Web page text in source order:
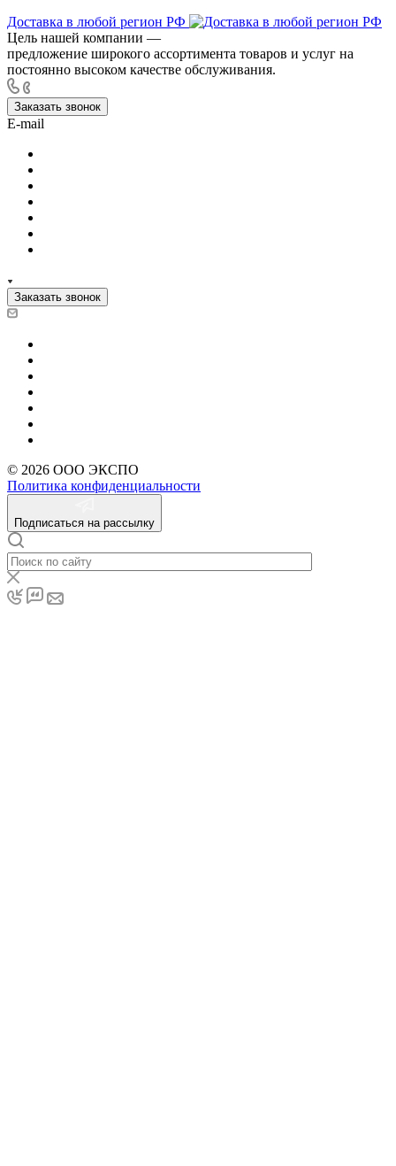
Доставка в любой регион РФ
Цель нашей компании —
предложение широкого ассортимента товаров и услуг на
постоянно высоком качестве обслуживания.
Заказать звонок
E-mail
Заказать звонок
© 2026 ООО ЭКСПО
Политика конфиденциальности
Подписаться на рассылку